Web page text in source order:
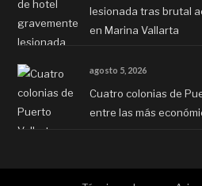
lesionada tras brutal
en Marina Vallarta
agosto 5, 2026
Cuatro colonias de
entre las más